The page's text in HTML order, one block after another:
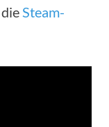
Steam-